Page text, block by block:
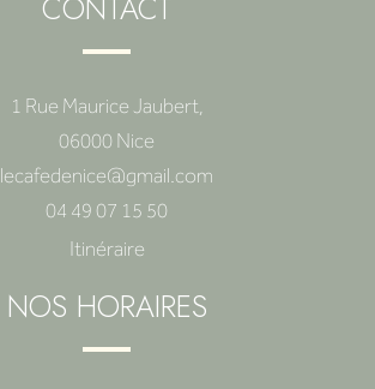
1 Rue Maurice Jaubert,
06000 Nice
lecafedenice@gmail.com
04 49 07 15 50
Itinéraire
NOS HORAIRES